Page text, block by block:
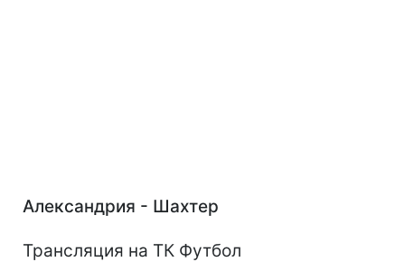
Александрия - Шахтер
Трансляция на ТК Футбол